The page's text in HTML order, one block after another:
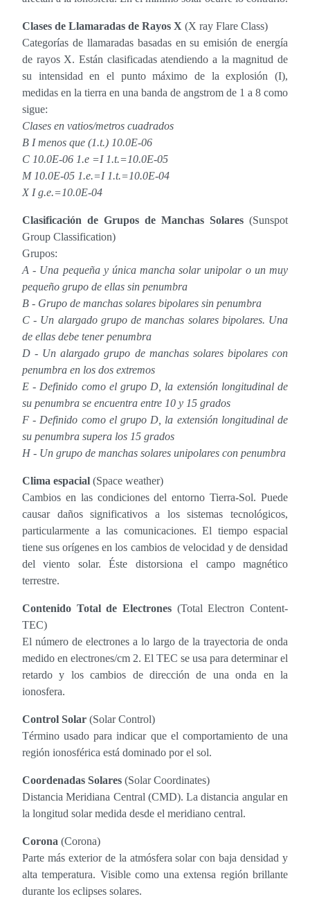
Clases de Llamaradas de Rayos X (X ray Flare Class)
Categorías de llamaradas basadas en su emisión de energía
de rayos X. Están clasificadas atendiendo a la magnitud de
su intensidad en el punto máximo de la explosión (I),
medidas en la tierra en una banda de angstrom de 1 a 8 como
sigue:
Clases en vatios/metros cuadrados
B I menos que (1.t.) 10.0E-06
C 10.0E-06 1.e =I 1.t.=10.0E-05
M 10.0E-05 1.e.=I 1.t.=10.0E-04
X I g.e.=10.0E-04
Clasificación de Grupos de Manchas Solares (Sunspot
Group Classification)
Grupos:
A - Una pequeña y única mancha solar unipolar o un muy
pequeño grupo de ellas sin penumbra
B - Grupo de manchas solares bipolares sin penumbra
C - Un alargado grupo de manchas solares bipolares. Una
de ellas debe tener penumbra
D - Un alargado grupo de manchas solares bipolares con
penumbra en los dos extremos
E - Definido como el grupo D, la extensión longitudinal de
su penumbra se encuentra entre 10 y 15 grados
F - Definido como el grupo D, la extensión longitudinal de
su penumbra supera los 15 grados
H - Un grupo de manchas solares unipolares con penumbra
Clima espacial (Space weather)
Cambios en las condiciones del entorno Tierra-Sol. Puede
causar daños significativos a los sistemas tecnológicos,
particularmente a las comunicaciones. El tiempo espacial
tiene sus orígenes en los cambios de velocidad y de densidad
del viento solar. Éste distorsiona el campo magnético
terrestre.
Contenido Total de Electrones (Total Electron Content-
TEC)
El número de electrones a lo largo de la trayectoria de onda
medido en electrones/cm 2. El TEC se usa para determinar el
retardo y los cambios de dirección de una onda en la
ionosfera.
Control Solar (Solar Control)
Término usado para indicar que el comportamiento de una
región ionosférica está dominado por el sol.
Coordenadas Solares (Solar Coordinates)
Distancia Meridiana Central (CMD). La distancia angular en
la longitud solar medida desde el meridiano central.
Corona (Corona)
Parte más exterior de la atmósfera solar con baja densidad y
alta temperatura. Visible como una extensa región brillante
durante los eclipses solares.